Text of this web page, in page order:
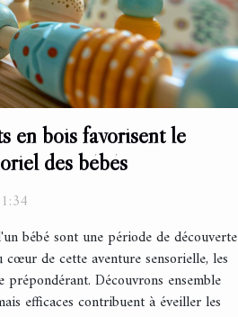
en bois favorisent le
des bébés
bébé sont une période de découverte
de cette aventure sensorielle, les
Découvrons ensemble
efficaces contribuent à éveiller les